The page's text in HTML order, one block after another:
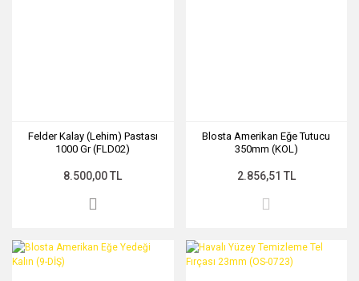
Felder Kalay (Lehim) Pastası
1000 Gr (FLD02)
8.500,00 TL
Blosta Amerikan Eğe Tutucu
350mm (KOL)
2.856,51 TL